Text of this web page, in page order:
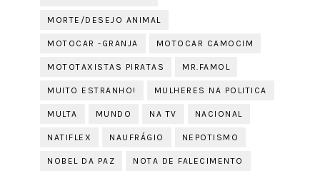
MORTE/DESEJO ANIMAL
MOTOCAR -GRANJA MOTOCAR CAMOCIM
MOTOTAXISTAS PIRATAS MR.FAMOL
MUITO ESTRANHO! MULHERES NA POLITICA
MULTA MUNDO NA TV NACIONAL
NATIFLEX NAUFRÁGIO NEPOTISMO
NOBEL DA PAZ NOTA DE FALECIMENTO